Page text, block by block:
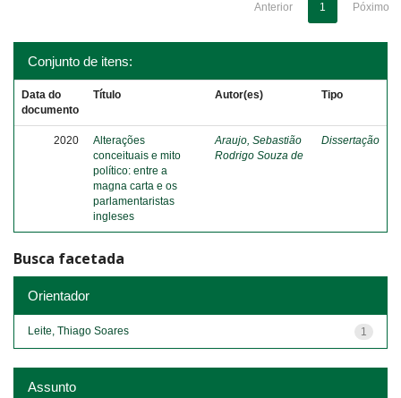
Anterior 1 Póximo
Conjunto de itens:
Data do
documento
Título Autor(es) Tipo
2020
Alterações
conceituais e mito
político: entre a
magna carta e os
parlamentaristas
ingleses
Araujo, Sebastião
Rodrigo Souza de
Dissertação
Busca facetada
Orientador
1
Leite, Thiago Soares
Assunto